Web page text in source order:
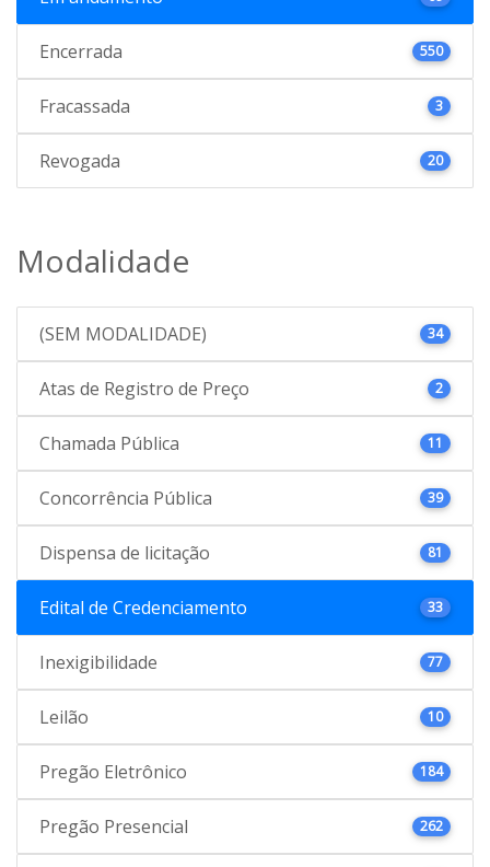
Encerrada 550
Fracassada 3
Revogada 20
Modalidade
(SEM MODALIDADE) 34
Atas de Registro de Preço 2
Chamada Pública 11
Concorrência Pública 39
Dispensa de licitação 81
Edital de Credenciamento 33
Inexigibilidade 77
Leilão 10
Pregão Eletrônico 184
Pregão Presencial 262